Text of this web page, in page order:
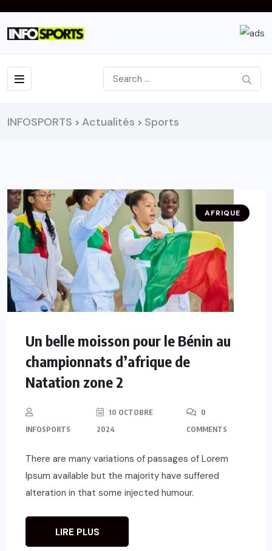
INFOSPORTS > Actualités > Sports
AFRIQUE
Un belle moisson pour le Bénin au
championnats d’afrique de
Natation zone 2
INFOSPORTS
10 OCTOBRE
2024
0
COMMENTS
There are many variations of passages of Lorem
Ipsum available but the majority have suffered
alteration in that some injected humour.
LIRE PLUS